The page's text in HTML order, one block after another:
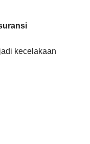
kecelakaan